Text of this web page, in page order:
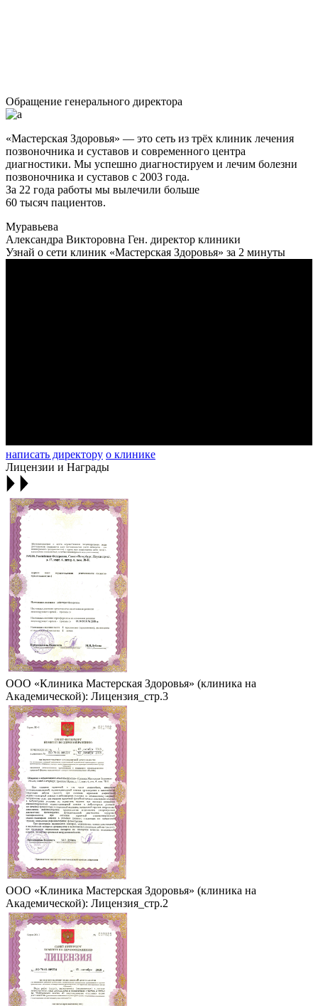
Обращение генерального директора
«Мастерская Здоровья» — это сеть из трёх клиник лечения
позвоночника и суставов и современного центра
диагностики. Мы успешно диагностируем и лечим болезни
позвоночника и суставов с 2003 года.
За 22 года работы мы вылечили больше
60 тысяч пациентов.
Муравьева
Александра Викторовна Ген. директор клиники
Узнай о сети клиник «Мастерская Здоровья» за 2 минуты
написать директору о клинике
Лицензии и Награды
ООО «Клиника Мастерская Здоровья» (клиника на
Академической): Лицензия_стр.3
ООО «Клиника Мастерская Здоровья» (клиника на
Академической): Лицензия_стр.2